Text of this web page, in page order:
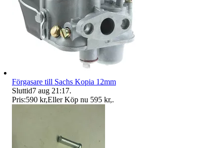
Förgasare till Sachs Kopia 12mm
Sluttid7 aug 21:17.
Pris:590 kr,Eller Köp nu 595 kr,.